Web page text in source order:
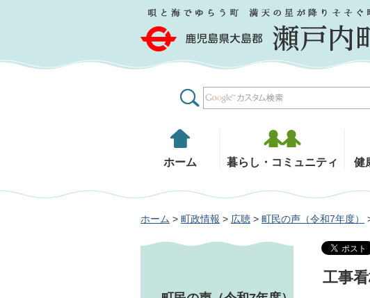
鹿児島県大島郡 瀬戸内町
ホーム 暮らし・コミュニティ 健
ホーム > 町政情報 > 広聴 > 町民の声（令和7年度）
工事